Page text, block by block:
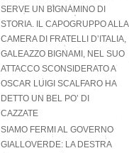
SERVE UN BIGNAMINO DI
STORIA. IL CAPOGRUPPO ALLA
CAMERA DI FRATELLI D’ITALIA,
GALEAZZO BIGNAMI, NEL SUO
ATTACCO SCONSIDERATO A
OSCAR LUIGI SCALFARO HA
DETTO UN BEL PO’ DI
CAZZATE
SIAMO FERMI AL GOVERNO
GIALLOVERDE: LA DESTRA